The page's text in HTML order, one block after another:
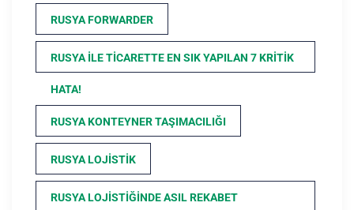
RUSYA FORWARDER
RUSYA ILE TICARETTE EN SIK YAPILAN 7 KRITIK
HATA!
RUSYA KONTEYNER TAŞIMACILIĞI
RUSYA LOJISTIK
RUSYA LOJISTIĞINDE ASIL REKABET